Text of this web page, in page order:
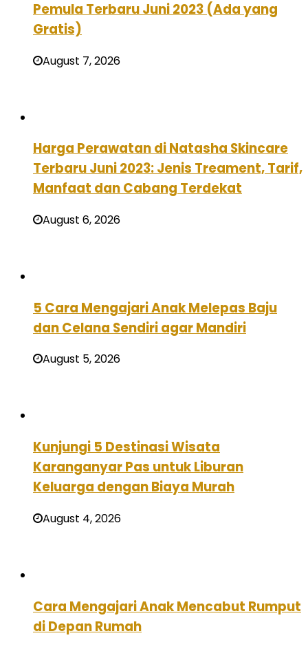
Pemula Terbaru Juni 2023 (Ada yang
Gratis)
August 7, 2026
Harga Perawatan di Natasha Skincare
Terbaru Juni 2023: Jenis Treament, Tarif,
Manfaat dan Cabang Terdekat
August 6, 2026
5 Cara Mengajari Anak Melepas Baju
dan Celana Sendiri agar Mandiri
August 5, 2026
Kunjungi 5 Destinasi Wisata
Karanganyar Pas untuk Liburan
Keluarga dengan Biaya Murah
August 4, 2026
Cara Mengajari Anak Mencabut Rumput
di Depan Rumah